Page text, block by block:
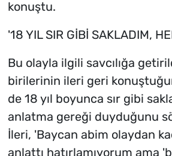
konuştu.
'18 YIL SIR GİBİ SAKLADIM,
Bu olayla ilgili savcılığa
birilerinin ileri geri
de 18 yıl boyunca sır gibi
anlatma gereği duyduğunu
İleri, 'Baycan abim olaydan
anlattı hatırlamıyorum ama